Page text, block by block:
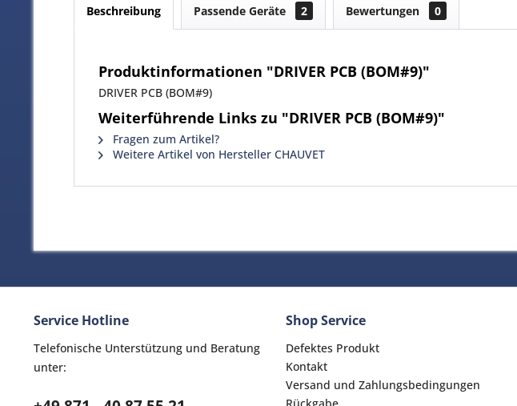
Beschreibung Passende Geräte 2 Bewertungen 0
Produktinformationen "DRIVER PCB (BOM#9)"
DRIVER PCB (BOM#9)
Weiterführende Links zu "DRIVER PCB (BOM#9)"
Fragen zum Artikel?
Weitere Artikel von Hersteller CHAUVET
Service Hotline
Telefonische Unterstützung und Beratung
unter:
Shop Service
Defektes Produkt
Kontakt
Versand und Zahlungsbedingungen